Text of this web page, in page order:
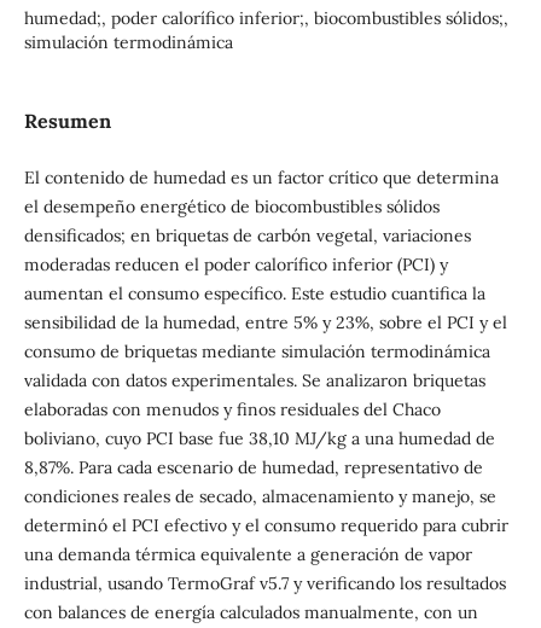
humedad;, poder calorífico inferior;, biocombustibles sólidos;,
simulación termodinámica
Resumen
El contenido de humedad es un factor crítico que determina
el desempeño energético de biocombustibles sólidos
densificados; en briquetas de carbón vegetal, variaciones
moderadas reducen el poder calorífico inferior (PCI) y
aumentan el consumo específico. Este estudio cuantifica la
sensibilidad de la humedad, entre 5% y 23%, sobre el PCI y el
consumo de briquetas mediante simulación termodinámica
validada con datos experimentales. Se analizaron briquetas
elaboradas con menudos y finos residuales del Chaco
boliviano, cuyo PCI base fue 38,10 MJ/kg a una humedad de
8,87%. Para cada escenario de humedad, representativo de
condiciones reales de secado, almacenamiento y manejo, se
determinó el PCI efectivo y el consumo requerido para cubrir
una demanda térmica equivalente a generación de vapor
industrial, usando TermoGraf v5.7 y verificando los resultados
con balances de energía calculados manualmente, con un